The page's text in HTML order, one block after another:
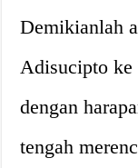
Demikianlah
Adisucipto
dengan
tengah